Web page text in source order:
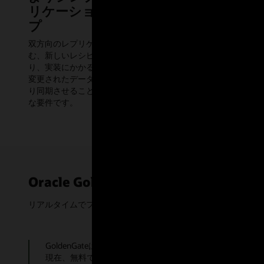
リケーションのセットアッ
プ
双方向のレプリケーション・パイプラインを含
む、新しいレシピドリブンなセットアップによ
り、実装にかかる時間とエラーを削減します。
変更されたデータをデータ・ソース全体にわた
り同期させることは、ミッションクリティカル
な要件です。
Oracle GoldenGate Freeが使用される
リアルタイムでフォルト・トレラントなデータ移動の管理をお
GoldenGateは、Oracle Database間でデータ移動を行なう
現在、無料でご利用いただけます。